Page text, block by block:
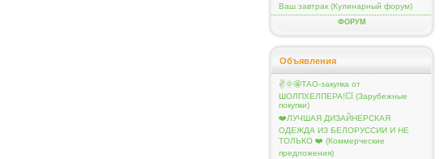
Ваш завтрак (Кулинарный форум)
ФОРУМ
Объявления
✌️🌞🤩ТАО-закупка от
ШОЛПХЕЛПЕРА!💥 (Зарубежные
покупки)
❤️ЛУЧШАЯ ДИЗАЙНЕРСКАЯ
ОДЕЖДА ИЗ БЕЛОРУССИИ И НЕ
ТОЛЬКО ❤️ (Коммерческие
предложения)